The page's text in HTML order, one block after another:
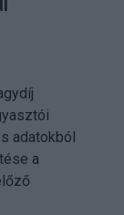
adatokból
a